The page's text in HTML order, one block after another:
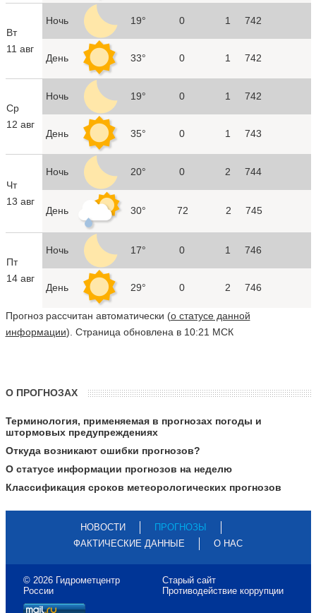
Вт
11 авг
Ночь 19° 0 1 742
День 33° 0 1 742
Ср
12 авг
Ночь 19° 0 1 742
День 35° 0 1 743
Чт
13 авг
Ночь 20° 0 2 744
День 30° 72 2 745
Пт
14 авг
Ночь 17° 0 1 746
День 29° 0 2 746
Прогноз рассчитан автоматически (о статусе данной
информации). Страница обновлена в 10:21 МСК
О ПРОГНОЗАХ
Терминология, применяемая в прогнозах погоды и
штормовых предупреждениях
Откуда возникают ошибки прогнозов?
О статусе информации прогнозов на неделю
Классификация сроков метеорологических прогнозов
НОВОСТИ
ПРОГНОЗЫ
ФАКТИЧЕСКИЕ ДАННЫЕ
О НАС
© 2026 Гидрометцентр
России
Старый сайт
Противодействие коррупции